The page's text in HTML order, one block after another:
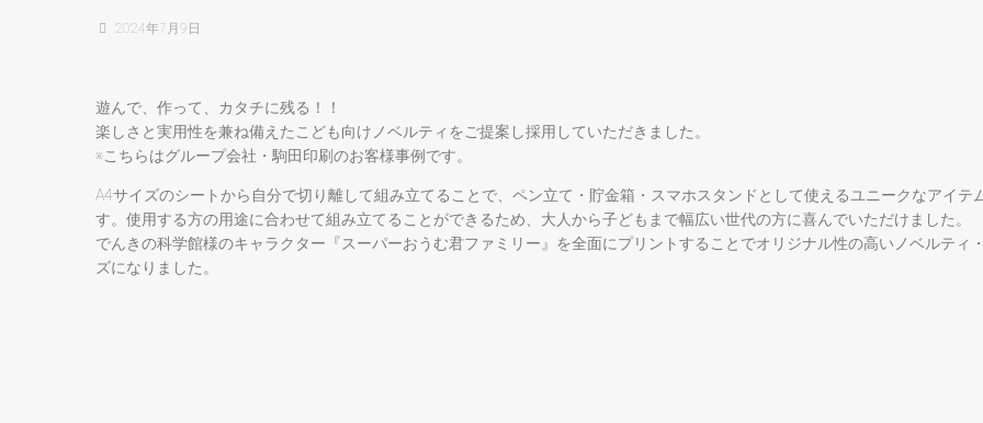
2024年7月9日
遊んで、作って、カタチに残る！！
楽しさと実用性を兼ね備えたこども向けノベルティをご提案し採用していただきました。
※こちらはグループ会社・駒田印刷のお客様事例です。
A4サイズのシートから自分で切り離して組み立てることで、ペン立て・貯金箱・スマホスタンドとして使えるユニークなアイテ
す。使用する方の用途に合わせて組み立てることができるため、大人から子どもまで幅広い世代の方に喜んでいただけました。
でんきの科学館様のキャラクター『スーパーおうむ君ファミリー』を全面にプリントすることでオリジナル性の高いノベルティ
ズになりました。